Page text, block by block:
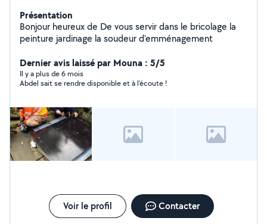
Présentation
Bonjour heureux de De vous servir dans le bricolage la
peinture jardinage la soudeur d'emménagement
Dernier avis laissé par Mouna : 5/5
Il y a plus de 6 mois
Abdel sait se rendre disponible et à l'écoute !
Voir le profil Contacter